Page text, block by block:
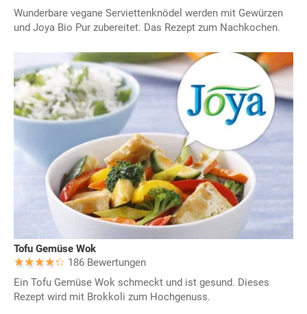
Wunderbare vegane Serviettenknödel werden mit Gewürzen
und Joya Bio Pur zubereitet. Das Rezept zum Nachkochen.
Tofu Gemüse Wok
186 Bewertungen
Ein Tofu Gemüse Wok schmeckt und ist gesund. Dieses
Rezept wird mit Brokkoli zum Hochgenuss.